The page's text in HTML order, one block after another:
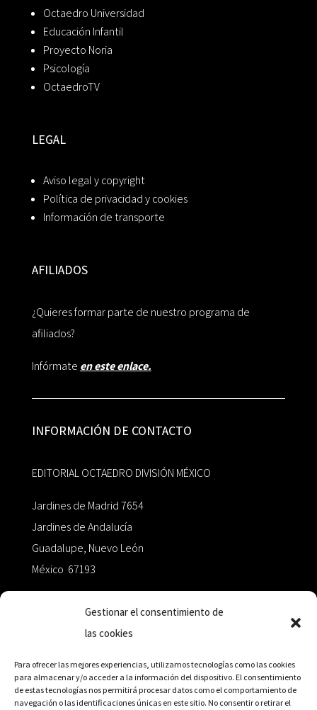
Gestionar el consentimiento de
las cookies
Para ofrecer las mejores experiencias, utilizamos tecnologías como las cookies
para almacenar y/o acceder a la información del dispositivo. El consentimiento
de estas tecnologías nos permitirá procesar datos como el comportamiento de
navegación o las identificaciones únicas en este sitio. No consentir o retirar el
Octaedro Universidad
Educación Infantil
Proyecto Noria
Psicología
OctaedroTV
LEGAL
Aviso legal y copyright
Política de privacidad y cookies
Información de transporte
AFILIADOS
¿Quieres formar parte de nuestro programa de
afiliados?
Infórmate en este enlace.
INFORMACIÓN DE CONTACTO
EDITORIAL OCTAEDRO DIVISIÓN MÉXICO
Jardines de Madrid 7654
Jardines de Andalucía
Guadalupe, Nuevo León
México 67193
+52 811.499.5638
RED DE DISTRIBUCIÓN